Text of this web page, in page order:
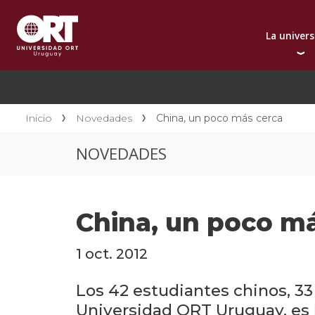
La
Presentación
Reconocimientos
Contacto
Inicio Novedades China, un poco más cerca
NOVEDADES
China, un poco
1 oct. 2012
Los 42 estudiantes chinos,
Universidad ORT Uruguay,